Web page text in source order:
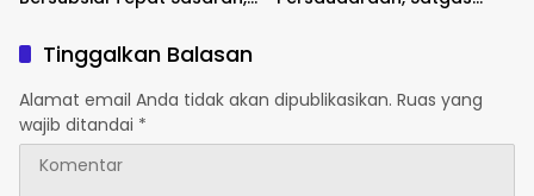
PatroliTinggalkan Balasan
Alamat email Anda tidak akan dipublikasikan. Ruas yang
wajib ditandai *